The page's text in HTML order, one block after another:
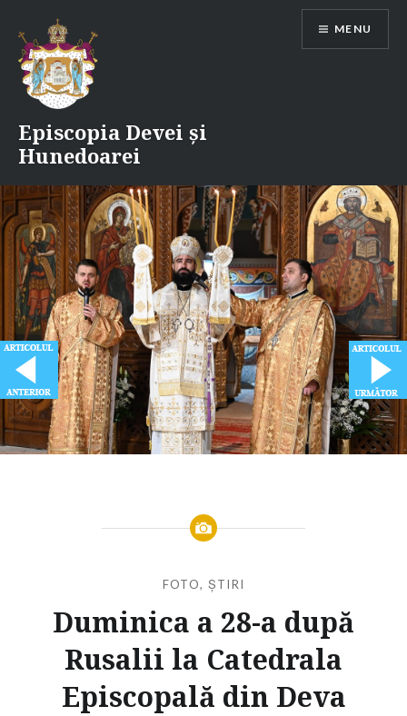
content
Episcopia Devei și
Hunedoarei
MENU
FOTO, ȘTIRI
Duminica a 28-a după
Rusalii la Catedrala
Episcopală din Deva